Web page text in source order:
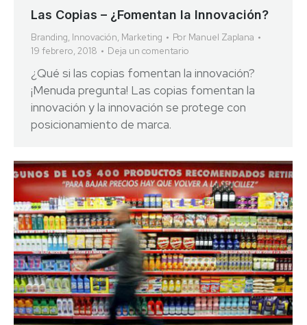
Las Copias – ¿Fomentan la Innovación?
Branding, Innovación, Marketing Por Manuel Zaplana
19 febrero, 2018
Deja un comentario
¿Qué si las copias fomentan la innovación?
¡Menuda pregunta! Las copias fomentan la
innovación y la innovación se protege con
posicionamiento de marca.